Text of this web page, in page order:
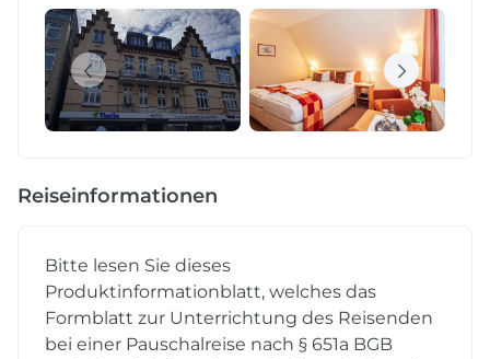
Reiseinformationen
Bitte lesen Sie dieses
Produktinformationblatt, welches das
Formblatt zur Unterrichtung des Reisenden
bei einer Pauschalreise nach § 651a BGB